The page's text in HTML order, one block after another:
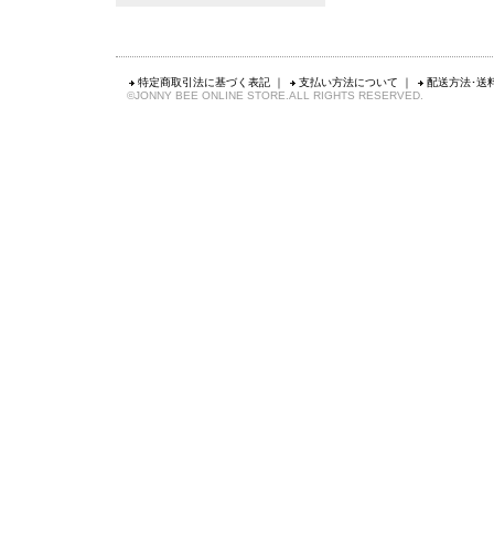
特定商取引法に基づく表記 ｜ 支払い方法について ｜
配送方法･送
©JONNY BEE ONLINE STORE.ALL RIGHTS RESERVED.